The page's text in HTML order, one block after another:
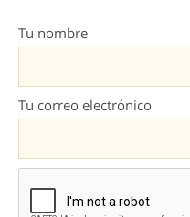
Tu nombre
Tu correo electrónico